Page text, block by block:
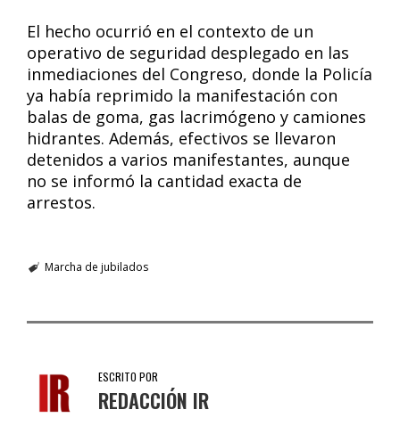
El hecho ocurrió en el contexto de un
operativo de seguridad desplegado en las
inmediaciones del Congreso, donde la Policía
ya había reprimido la manifestación con
balas de goma, gas lacrimógeno y camiones
hidrantes. Además, efectivos se llevaron
detenidos a varios manifestantes, aunque
no se informó la cantidad exacta de
arrestos.
Marcha de jubilados
ESCRITO POR
REDACCIÓN IR